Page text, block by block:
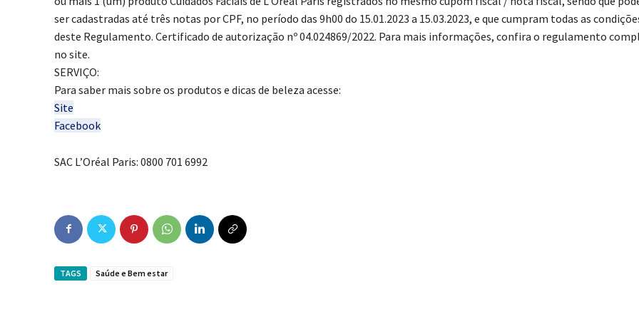
ser cadastradas até três notas por CPF, no período das 9h00 do 15.01.2023 a 15.03.2023, e que cumpram todas as
deste Regulamento. Certificado de autorização nº 04.024869/2022. Para mais informações, confira o regulamento
no site.
SERVIÇO:
Para saber mais sobre os produtos e dicas de beleza acesse:
Site
Facebook
SAC L’Oréal Paris: 0800 701 6992
TAGS Saúde e Bem estar